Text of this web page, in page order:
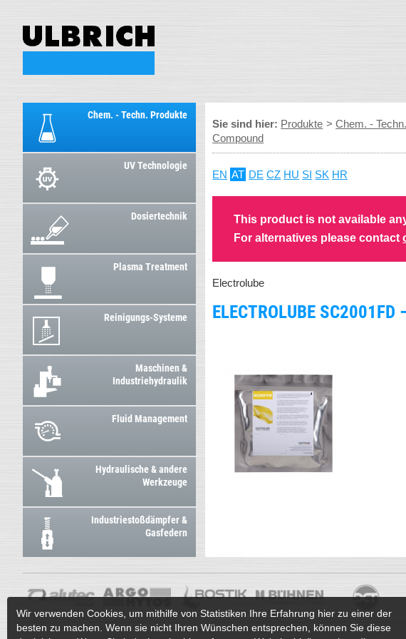
Chem. - Techn. Produkte
UV Technologie
Dosiertechnik
Plasma Treatment
Reinigungs-Systeme
Maschinen &
Industriehydraulik
Fluid Management
Hydraulische & andere
Werkzeuge
Industriestoßdämpfer &
Gasfedern
Sie sind hier: Produkte >Chem. -
Compound
EN AT DE CZ HU SI SK HR
This product is not available
For alternatives please contact
Electrolube
ELECTROLUBE SC2001FD
Wir verwenden Cookies, um mithilfe von Statistiken Ihre Erfahrung hier zu einer der
besten zu machen. Wenn sie nicht Ihren Wünschen entsprechen, können Sie diese